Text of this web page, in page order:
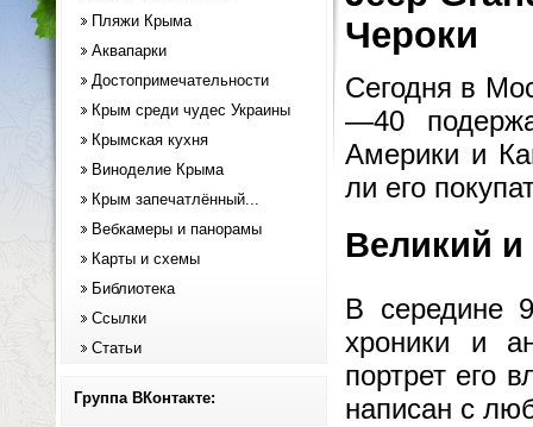
Пляжи Крыма
Аквапарки
Достопримечательности
Крым среди чудес Украины
Крымская кухня
Виноделие Крыма
Крым запечатлённый...
Вебкамеры и панорамы
Карты и схемы
Библиотека
Ссылки
Статьи
Группа ВКонтакте:
Чероки
Сегодня в
—40
Америки и
ли его
Великий
В середине
хроники и
портрет его
написан с